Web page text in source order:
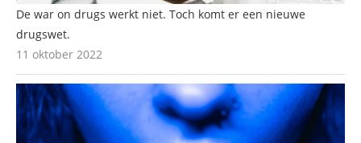
De war on drugs werkt niet. Toch komt er een nieuwe
drugswet.
11 oktober 2022